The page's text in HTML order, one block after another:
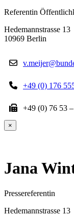
Referentin
Hedemannstrasse 13
10969 Berlin
+49 (0) 176
+49 (0) 76 53
×
Jana
Pressereferentin
Hedemannstrasse 13